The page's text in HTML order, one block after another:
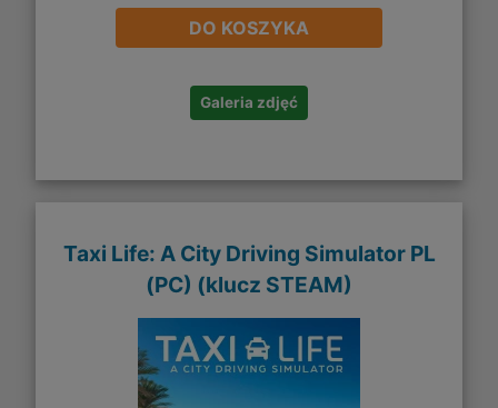
DO KOSZYKA
Galeria zdjęć
Taxi Life: A City Driving Simulator PL
(PC) (klucz STEAM)